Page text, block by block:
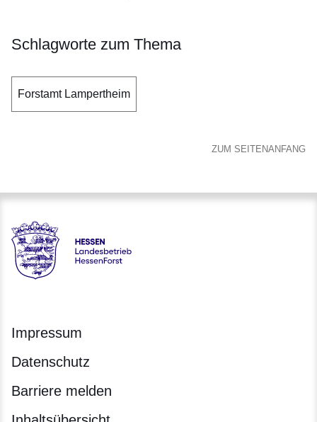
Schlagworte zum Thema
Forstamt Lampertheim
ZUM SEITENANFANG
Hessen - Landesbetrieb HessenForst
Impressum
Datenschutz
Barriere melden